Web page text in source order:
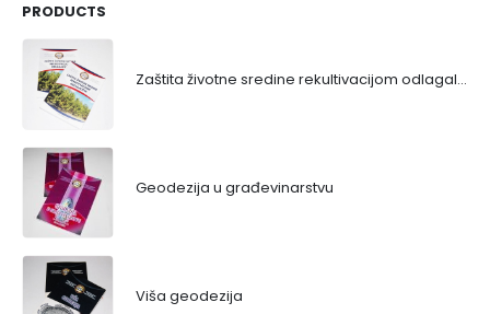
PRODUCTS
Zaštita životne sredine rekultivacijom odlagališta
Geodezija u građevinarstvu
Viša geodezija